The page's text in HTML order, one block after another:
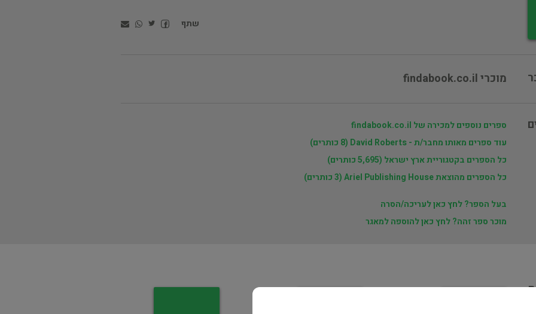
שתף
מוכרי findabook.co.il
ספרים נוספים למכירה של findabook.co.il
עוד ספרים מאותו מחבר/ת - David Roberts (8 כותרים)
כל הספרים בקטגוריית ארץ ישראל (5,695 כותרים)
כל הספרים מהוצאת Ariel Publishing House (3 כותרים)
בעל הספר? לחץ כאן לעריכה/הסרה
מוכר ספר זהה? לחץ כאן להוספה למאגר